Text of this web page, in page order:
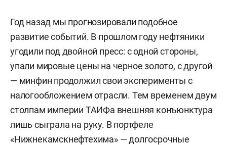
Год назад мы прогнозировали подобное
развитие событий. В прошлом году нефтяники
угодили под двойной пресс: с одной стороны,
упали мировые цены на черное золото, с другой
— минфин продолжил свои эксперименты с
налогообложением отрасли. Тем временем двум
столпам империи ТАИФа внешняя конъюнктура
лишь сыграла на руку. В портфеле
«Нижнекамскнефтехима» — долгосрочные